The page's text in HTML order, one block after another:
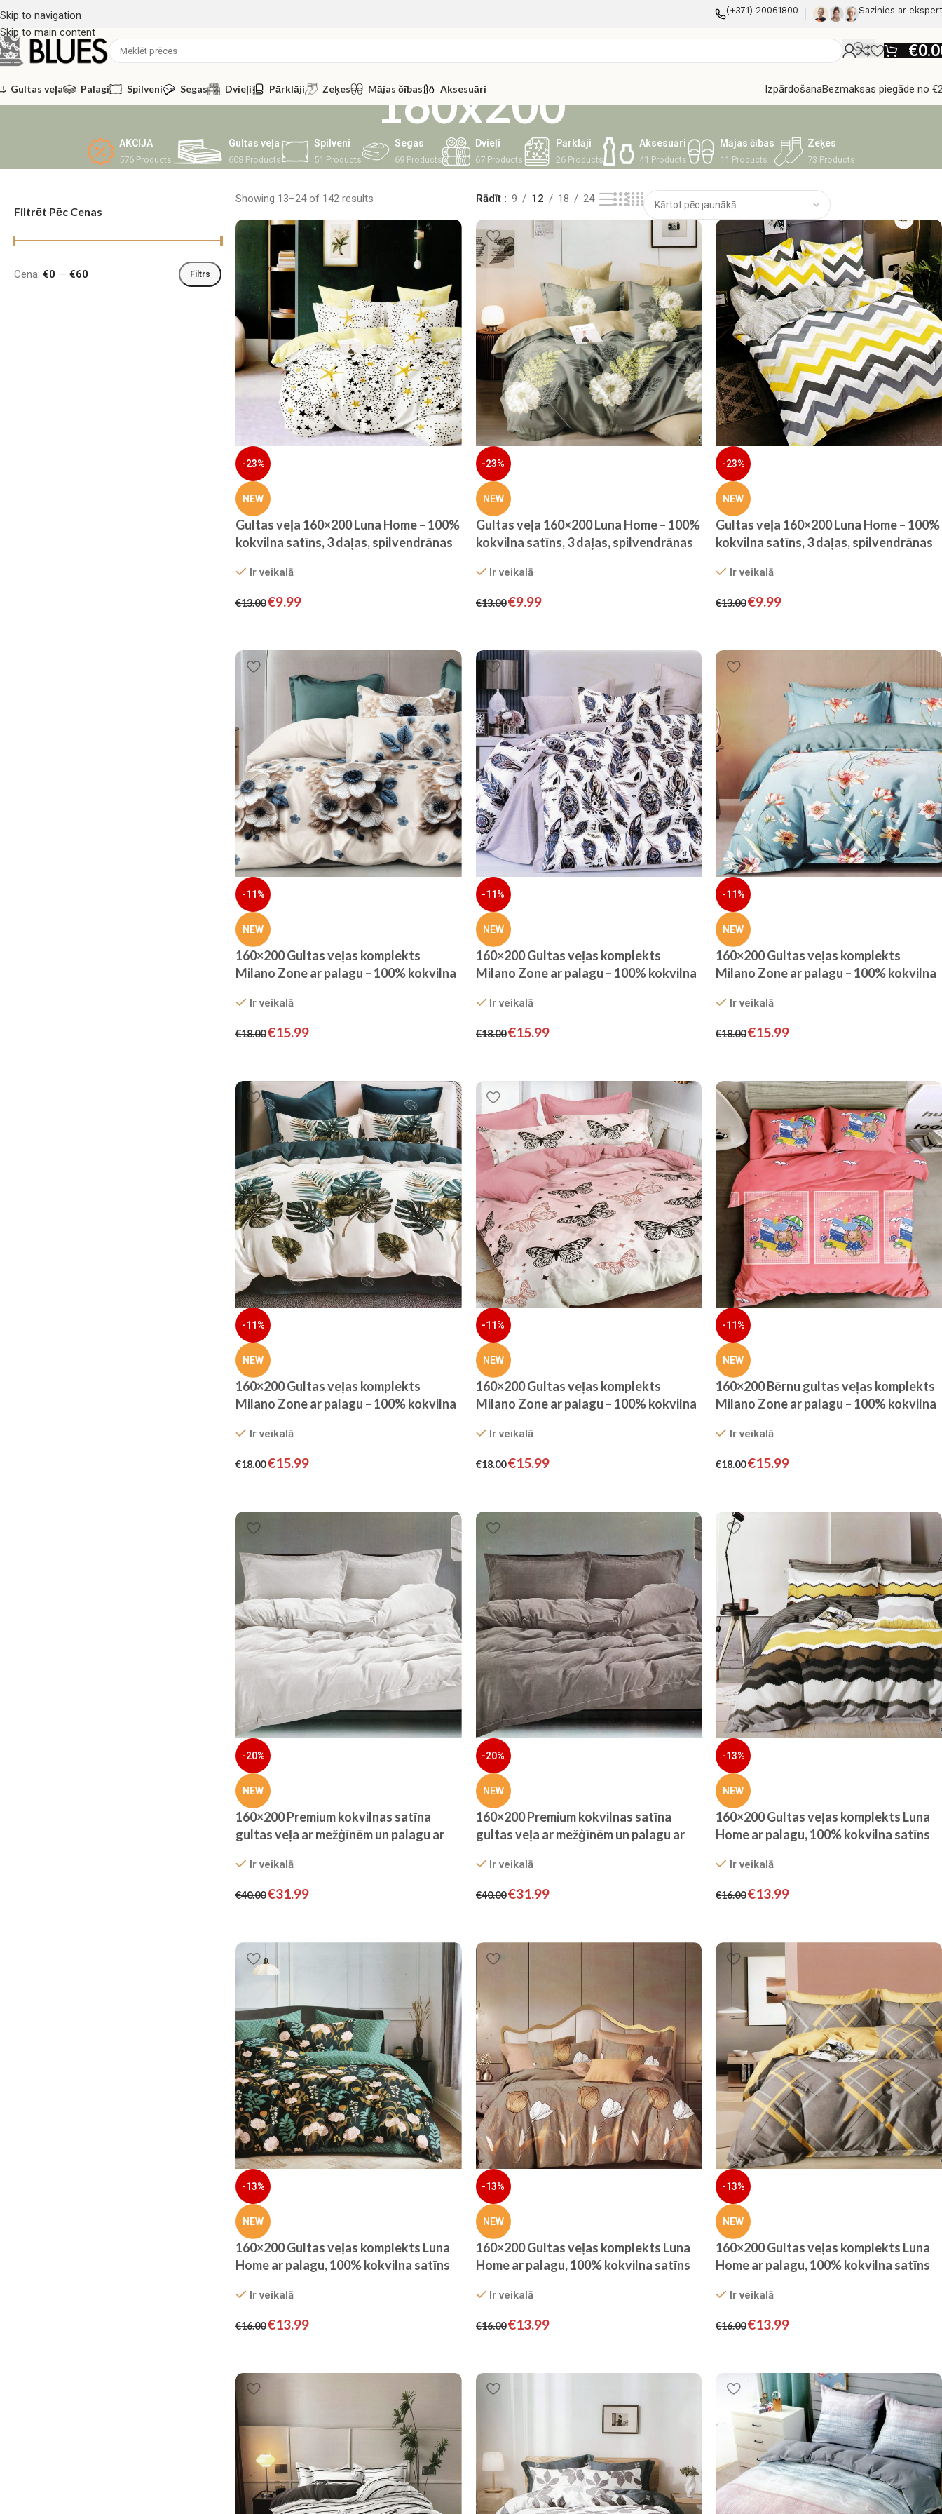
Skip to navigation
Skip to main content
(+371) 20061800 Sazinies ar
€
Gultas veļa Palagi Spilveni Segas Dvieļi Pārklāji Zeķes Mājas čības Aksesuāri IzpārdošanaBezmaksas piegāde no
160x200
AKCIJA
576 Products
Gultas veļa
608 Products
Spilveni
51 Products
Segas
69 Products
Dvieļi
67 Products
Pārklāji
26 Products
Aksesuāri
41 Products
Mājas čības
11 Products
Zeķes
73 Products
Filtrēt Pēc Cenas
Filtrs
Cena: €0 — €60
Showing 13–24 of 142 results Rādīt 9 12 18 24
-23%
NEW
Gultas veļa 160×200 Luna Home – 100%
kokvilna satīns, 3 daļas, spilvendrānas
Ir veikalā
€13.00€9.99
-23%
NEW
Gultas veļa 160×200 Luna Home – 100%
kokvilna satīns, 3 daļas, spilvendrānas
Ir veikalā
€13.00€9.99
-23%
NEW
Gultas veļa 160×200 Luna Home – 100%
kokvilna satīns, 3 daļas, spilvendrānas
Ir veikalā
€13.00€9.99
-11%
NEW
160×200 Gultas veļas komplekts
Milano Zone ar palagu – 100% kokvilna
Ir veikalā
€18.00€15.99
-11%
NEW
160×200 Gultas veļas komplekts
Milano Zone ar palagu – 100% kokvilna
Ir veikalā
€18.00€15.99
-11%
NEW
160×200 Gultas veļas komplekts
Milano Zone ar palagu – 100% kokvilna
Ir veikalā
€18.00€15.99
-11%
NEW
160×200 Gultas veļas komplekts
Milano Zone ar palagu – 100% kokvilna
Ir veikalā
€18.00€15.99
-11%
NEW
160×200 Gultas veļas komplekts
Milano Zone ar palagu – 100% kokvilna
Ir veikalā
€18.00€15.99
-11%
NEW
160×200 Bērnu gultas veļas komplekts
Milano Zone ar palagu – 100% kokvilna
Ir veikalā
€18.00€15.99
-20%
NEW
160×200 Premium kokvilnas satīna
gultas veļa ar mežģīnēm un palagu ar
Ir veikalā
€40.00€31.99
-20%
NEW
160×200 Premium kokvilnas satīna
gultas veļa ar mežģīnēm un palagu ar
Ir veikalā
€40.00€31.99
-13%
NEW
160×200 Gultas veļas komplekts Luna
Home ar palagu, 100% kokvilna satīns
Ir veikalā
€16.00€13.99
-13%
NEW
160×200 Gultas veļas komplekts Luna
Home ar palagu, 100% kokvilna satīns
Ir veikalā
€16.00€13.99
-13%
NEW
160×200 Gultas veļas komplekts Luna
Home ar palagu, 100% kokvilna satīns
Ir veikalā
€16.00€13.99
-13%
NEW
160×200 Gultas veļas komplekts Luna
Home ar palagu, 100% kokvilna satīns
Ir veikalā
€16.00€13.99